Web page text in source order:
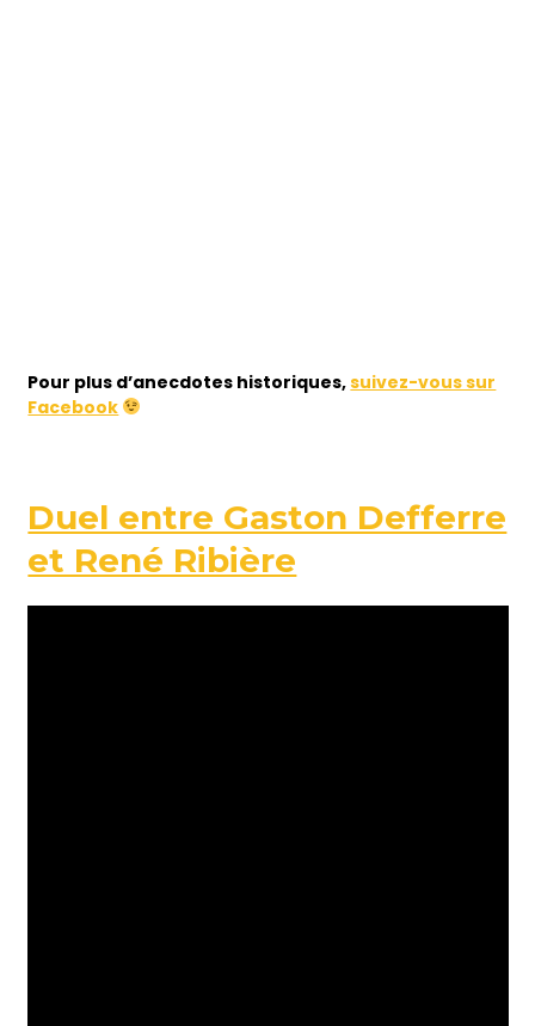
Pour plus d’anecdotes historiques,suivez-vous sur
Facebook
Duel entre Gaston Defferre
et René Ribière